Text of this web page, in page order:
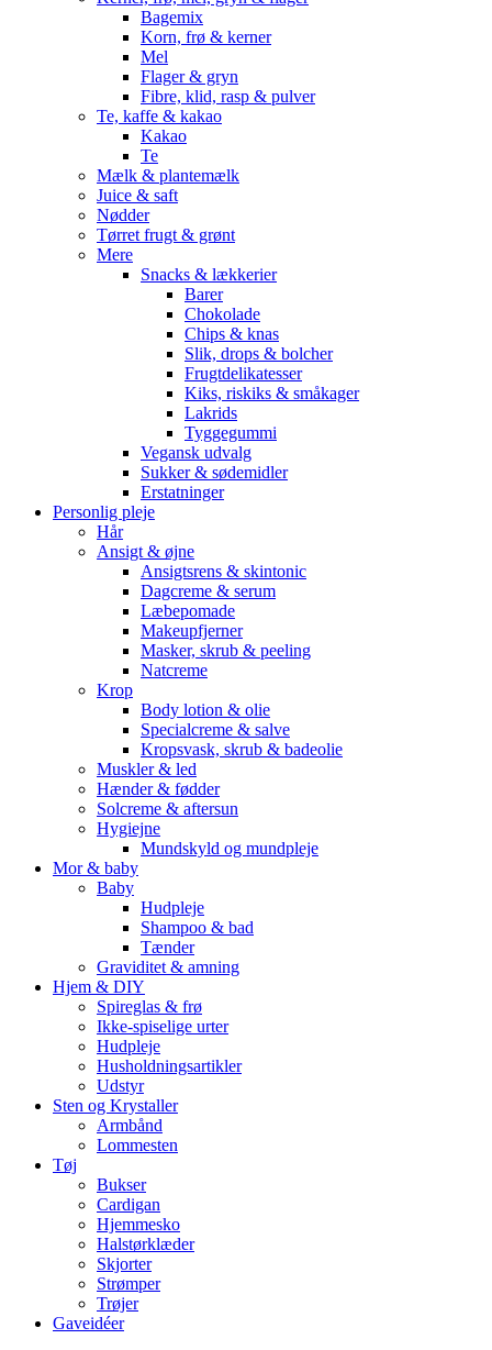
Bagemix
Korn, frø & kerner
Mel
Flager & gryn
Fibre, klid, rasp & pulver
Te, kaffe & kakao
Kakao
Te
Mælk & plantemælk
Juice & saft
Nødder
Tørret frugt & grønt
Mere
Snacks & lækkerier
Barer
Chokolade
Chips & knas
Slik, drops & bolcher
Frugtdelikatesser
Kiks, riskiks & småkager
Lakrids
Tyggegummi
Vegansk udvalg
Sukker & sødemidler
Erstatninger
Personlig pleje
Hår
Ansigt & øjne
Ansigtsrens & skintonic
Dagcreme & serum
Læbepomade
Makeupfjerner
Masker, skrub & peeling
Natcreme
Krop
Body lotion & olie
Specialcreme & salve
Kropsvask, skrub & badeolie
Muskler & led
Hænder & fødder
Solcreme & aftersun
Hygiejne
Mundskyld og mundpleje
Mor & baby
Baby
Hudpleje
Shampoo & bad
Tænder
Graviditet & amning
Hjem & DIY
Spireglas & frø
Ikke-spiselige urter
Hudpleje
Husholdningsartikler
Udstyr
Sten og Krystaller
Armbånd
Lommesten
Tøj
Bukser
Cardigan
Hjemmesko
Halstørklæder
Skjorter
Strømper
Trøjer
Gaveidéer